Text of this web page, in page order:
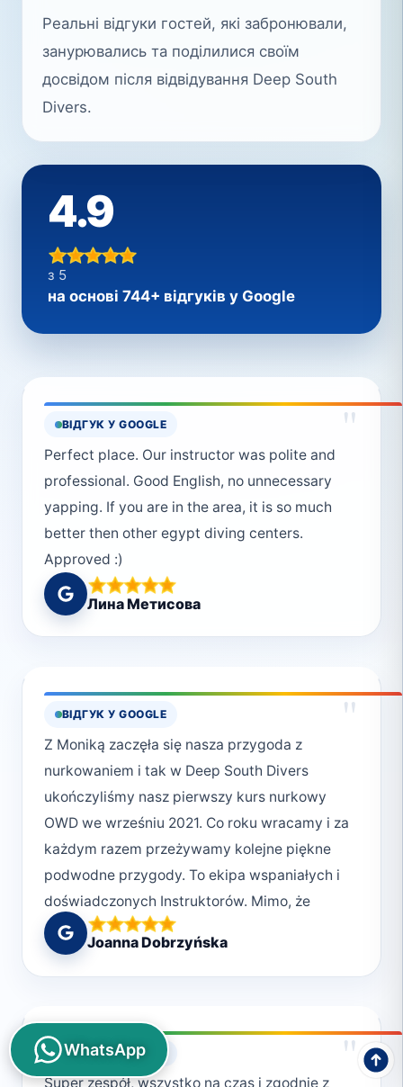
Реальні відгуки гостей, які забронювали,
занурювались та поділилися своїм
досвідом після відвідування Deep South
Divers.
4.9
з 5
на основі 744+ відгуків у Google
ВІДГУК У GOOGLE "
Perfect place. Our instructor was polite and
professional. Good English, no unnecessary
yapping. If you are in the area, it is so much
better then other egypt diving centers.
Approved :)
Лина Метисова
ВІДГУК У GOOGLE "
Z Moniką zaczęła się nasza przygoda z
nurkowaniem i tak w Deep South Divers
ukończyliśmy nasz pierwszy kurs nurkowy
OWD we wrześniu 2021. Co roku wracamy i za
każdym razem przeżywamy kolejne piękne
podwodne przygody. To ekipa wspaniałych i
doświadczonych Instruktorów. Mimo, że
mamy ukończony podstawowy stopień kursu,
to zawsze jesteśmy obdarowani dużą
dawkom nowej dodatkowej wiedzy. Czujemy
wszystko w cudownej atmosferze. Duży
wybór możliwości miejsc nurkowych. Bardzo
dobre zaplecze z bazą nurkową, sprzęt
Joanna Dobrzyńska
ВІДГУК У GOOGLE "
Super zespół, wszystko na czas i zgodnie z
WhatsApp